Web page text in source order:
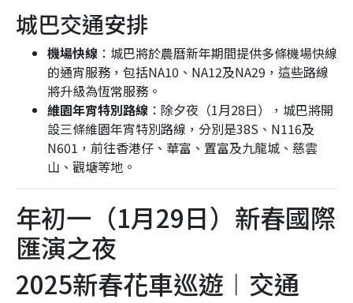
城巴交通安排
機場快線 ：城巴將於農曆新年期間提供多條機場快線
的通宵服務，包括NA10、NA12及NA29，這些路線
將升級為恆常服務。
維園年宵特別路線 ：除夕夜（1月28日），城巴將開
設三條維園年宵特別路線，分別是38S、N116及
N601，前往香港仔、華富、置富及九龍城、慈雲
山、觀塘等地。
年初一（1月29日）新春國際
匯演之夜
2025新春花車巡遊︱交通